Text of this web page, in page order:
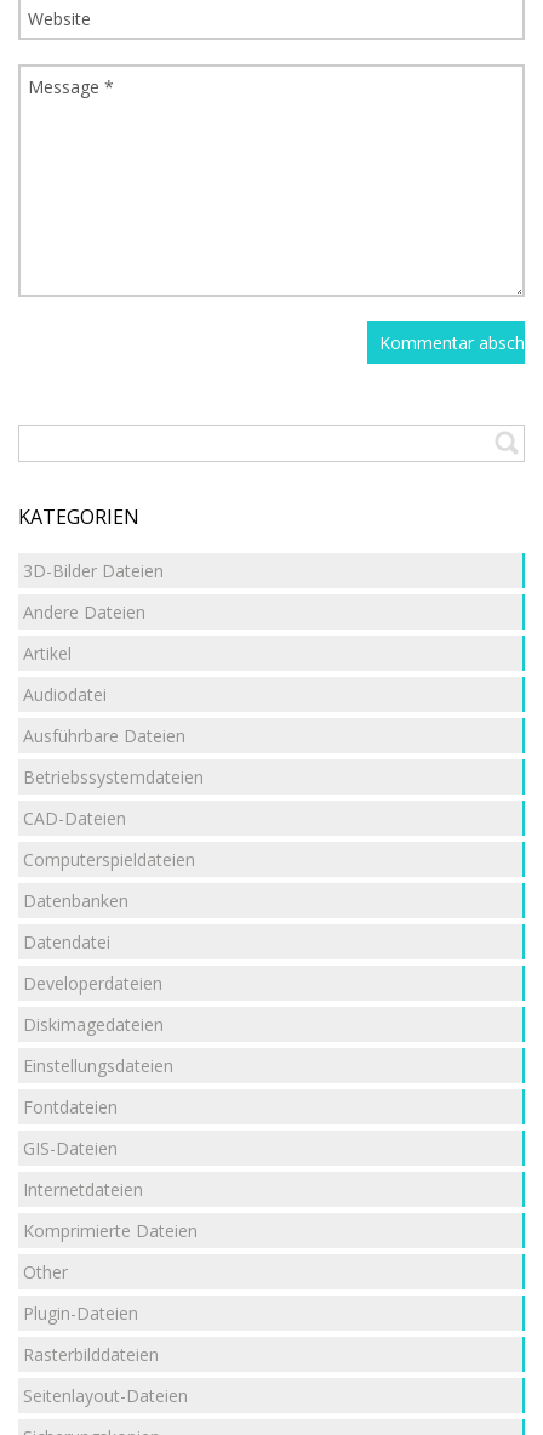
KATEGORIEN
3D-Bilder Dateien
Andere Dateien
Artikel
Audiodatei
Ausführbare Dateien
Betriebssystemdateien
CAD-Dateien
Computerspieldateien
Datenbanken
Datendatei
Developerdateien
Diskimagedateien
Einstellungsdateien
Fontdateien
GIS-Dateien
Internetdateien
Komprimierte Dateien
Other
Plugin-Dateien
Rasterbilddateien
Seitenlayout-Dateien